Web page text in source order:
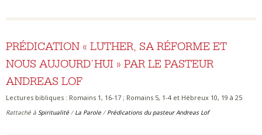
PRÉDICATION « LUTHER, SA RÉFORME ET
NOUS AUJOURD’HUI » PAR LE PASTEUR
ANDREAS LOF
Lectures bibliques : Romains 1, 16-17 ; Romains 5, 1-4 et Hébreux 10, 19 à 25
Rattaché à Spiritualité / La Parole / Prédications du pasteur Andreas Lof